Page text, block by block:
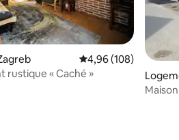
178 commentairesNote moyenne de
4,96 (108)
rustique « Caché »